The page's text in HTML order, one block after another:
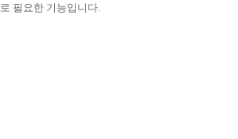
필요한 기능입니다.